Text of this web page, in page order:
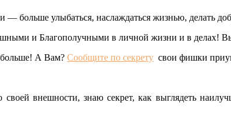
больше улыбаться, наслаждаться жизнью, делать
и Благополучными в личной жизни и в делах!
А Вам? Сообщите по секрету свои фишки
внешности, знаю секрет, как выглядеть